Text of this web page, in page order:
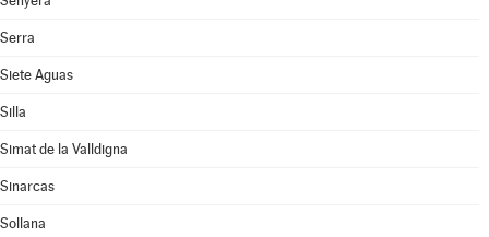
Serra
Siete Aguas
Silla
Simat de la Valldigna
Sinarcas
Sollana